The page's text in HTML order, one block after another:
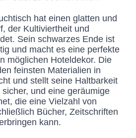
hat einen glatten und
der Kultiviertheit und
Sein schwarzes Ende ist
und macht es eine perfekte
möglichen Hoteldekor. Die
feinsten Materialien in
und stellt seine Haltbarkeit
und eine geräumige
die eine Vielzahl von
Bücher, Zeitschriften
kann.